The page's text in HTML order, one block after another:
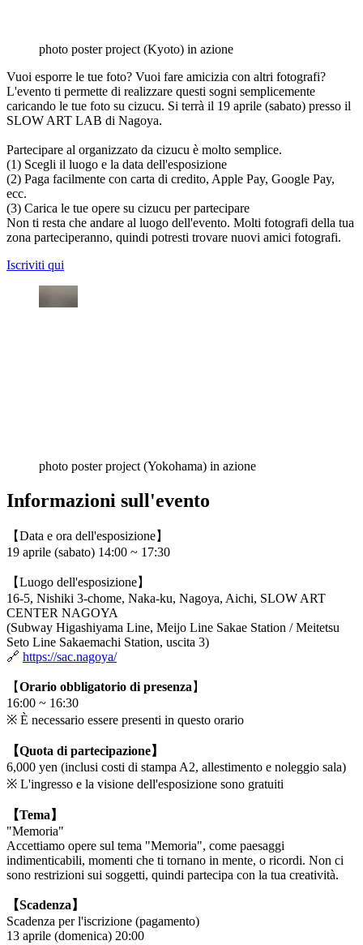
photo poster project (Kyoto) in azione
Vuoi esporre le tue foto? Vuoi fare amicizia con altri fotografi?
L'evento ti permette di realizzare questi sogni semplicemente
caricando le tue foto su cizucu. Si terrà il 19 aprile (sabato) presso il
SLOW ART LAB di Nagoya.
Partecipare al organizzato da cizucu è molto semplice.
(1) Scegli il luogo e la data dell'esposizione
(2) Paga facilmente con carta di credito, Apple Pay, Google Pay,
ecc.
(3) Carica le tue opere su cizucu per partecipare
Non ti resta che andare al luogo dell'evento. Molti fotografi della tua
zona parteciperanno, quindi potresti trovare nuovi amici fotografi.
Iscriviti qui
photo poster project (Yokohama) in azione
Informazioni sull'evento
【Data e ora dell'esposizione】
19 aprile (sabato) 14:00 ~ 17:30
【Luogo dell'esposizione】
16-5, Nishiki 3-chome, Naka-ku, Nagoya, Aichi, SLOW ART
CENTER NAGOYA
(Subway Higashiyama Line, Meijo Line Sakae Station / Meitetsu
Seto Line Sakaemachi Station, uscita 3)
🔗 https://sac.nagoya/
【Orario obbligatorio di presenza 】
16:00 ~ 16:30
※ È necessario essere presenti in questo orario
【Quota di partecipazione】
6,000 yen (inclusi costi di stampa A2, allestimento e noleggio sala)
※ L'ingresso e la visione dell'esposizione sono gratuiti
【Tema】
"Memoria"
Accettiamo opere sul tema "Memoria", come paesaggi
indimenticabili, momenti che ti tornano in mente, o ricordi. Non ci
sono restrizioni sui soggetti, quindi partecipa con la tua creatività.
【Scadenza】
Scadenza per l'iscrizione (pagamento)
13 aprile (domenica) 20:00